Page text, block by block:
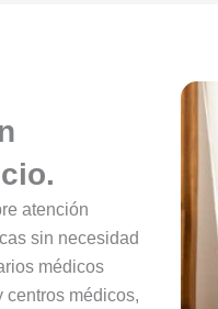
atención
sin necesidad
médicos
centros médicos,